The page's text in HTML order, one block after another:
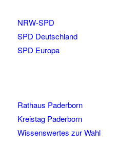
NRW-SPD
SPD Deutschland
SPD Europa
Rathaus Paderborn
Kreistag Paderborn
Wissenswertes zur Wahl